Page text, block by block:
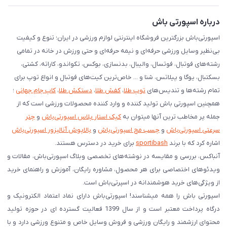
درباره اسپورتی باش
اسپورتی‌باش بزرگترین فروشگاه اینترنتی لوازم ورزشی در ایران؛ تنوع و کیفیت
بی‌نظیر وسایل ورزشی حرفه‌ای و نیمه حرفه‌ای و حتی ورزش در خانه در تمامی
رشته‌های فوتبال، فوتسال، والیبال، بدنسازی، بوکس، تکواندو، کاراته، کشتی،
بسکتبال، یوگا و پیلاتس، شنا و ... خاص‌ترین کیت‌های فوتبال و انواع توپ برای
تمام رشته‌ها و تندیس‌های توپ طلا، کفش طلا، دستکش طلا، کاپ جام جهانی ؛
همچنین اسپورتی باش تولید کننده و وارد کننده محصولات ورزشی است که از
جمله پر مخاطب ترین آنها میتوان به کیک استار پلاس اسپورتی‌باش و چتر
سرعتی اسپورتی‌باش و چسب مچ اسپورتی‌باش و بالاپوش آنالیزور اسپورتی‌باش
اشاره کرد که با برند sportibash برای خرید در دسترس هستند.
آنباکس، بررسی‌ و مقایسه در نوشته‌های تخصصی وبلاگ اسپورتی‌باش، مقالات و
ویدئوهای اختصاصی برای هر محصول، مشاوره رایگان، آموزش و راهنمای خرید
از ویژگی‌های خرید هوشمندانه در اسپرتی‌باش است.
اسپورتی‌ باش را همه میشناسند! اسپورتی‌باش دارای نماد اعتماد الکترونیک و
درگاه پرداخت معتبر است و از سال 1399 فعالیت گسترده ای در حوزه تولید
محتوای ارزشمند و رایگان ورزشی و فروش وسایل خاص و متنوع ورزشی دارد و با